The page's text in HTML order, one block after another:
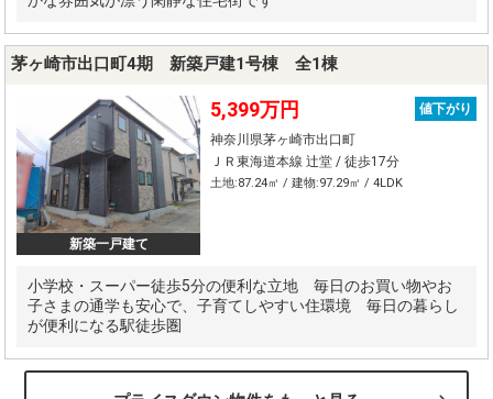
茅ヶ崎市出口町4期 新築戸建1号棟 全1棟
新築一戸建て
5,399万円
値下がり
神奈川県茅ヶ崎市出口町
ＪＲ東海道本線 辻堂 / 徒歩17分
土地:87.24㎡ / 建物:97.29㎡ / 4LDK
小学校・スーパー徒歩5分の便利な立地 毎日のお買い物やお
子さまの通学も安心で、子育てしやすい住環境 毎日の暮らし
が便利になる駅徒歩圏